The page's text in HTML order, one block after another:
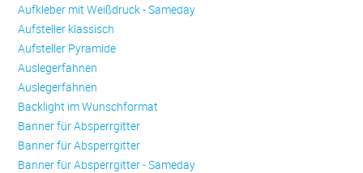
Aufkleber mit Weißdruck - Sameday
Aufsteller klassisch
Aufsteller Pyramide
Auslegerfahnen
Auslegerfahnen
Backlight im Wunschformat
Banner für Absperrgitter
Banner für Absperrgitter
Banner für Absperrgitter - Sameday